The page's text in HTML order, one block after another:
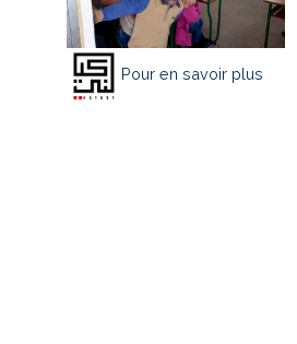
Pour en savoir plus